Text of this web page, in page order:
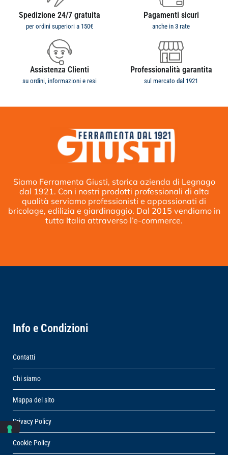
Spedizione 24/7 gratuita
per ordini superiori a 150€
Pagamenti sicuri
anche in 3 rate
Assistenza Clienti
su ordini, informazioni e resi
Professionalità garantita
sul mercato dal 1921
Siamo Ferramenta Giusti, storica azienda di Legnago
dal 1921. Con i nostri prodotti professionali di alta
qualità serviamo professionisti e appassionati di
bricolage, edilizia e giardinaggio. Dal 2015 vendiamo in
tutta Italia attraverso l’e-commerce.
Info e Condizioni
Contatti
Chi siamo
Mappa del sito
Privacy Policy
Cookie Policy